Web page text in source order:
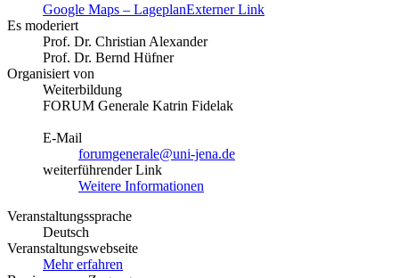
Google Maps – LageplanExterner Link
Es moderiert
Prof. Dr. Christian Alexander
Prof. Dr. Bernd Hüfner
Organisiert von
Weiterbildung
FORUM Generale Katrin Fidelak
E-Mail
forumgenerale@uni-jena.de
weiterführender Link
Weitere Informationen
Veranstaltungssprache
Deutsch
Veranstaltungswebseite
Mehr erfahren